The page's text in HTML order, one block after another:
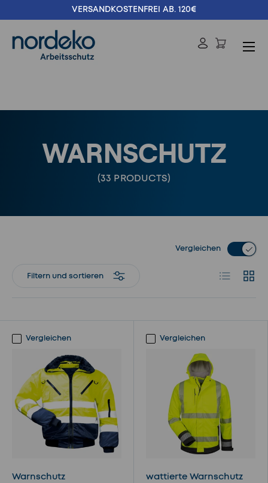
Direkt zum Inhalt
VERSANDKOSTENFREI AB. 120€
Einloggen
WARNSCHUTZ
(33 PRODUCTS)
Filtern und sortieren
Vergleichen
Vergleichen
Warnschutz
Vergleichen
wattierte Warnschutz